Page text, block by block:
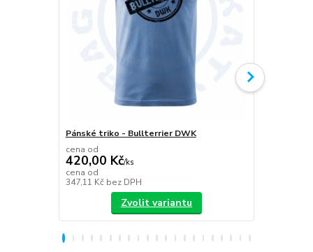
Pánské triko - Bullterrier DWK
cena od
420,00 Kč/ks
cena od
347,11 Kč bez DPH
Zvolit variantu